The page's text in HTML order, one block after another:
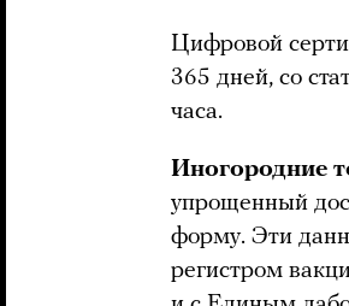
Цифровой
365 дней, со
часа.
Иногородние
упрощенный
форму. Эти
регистром